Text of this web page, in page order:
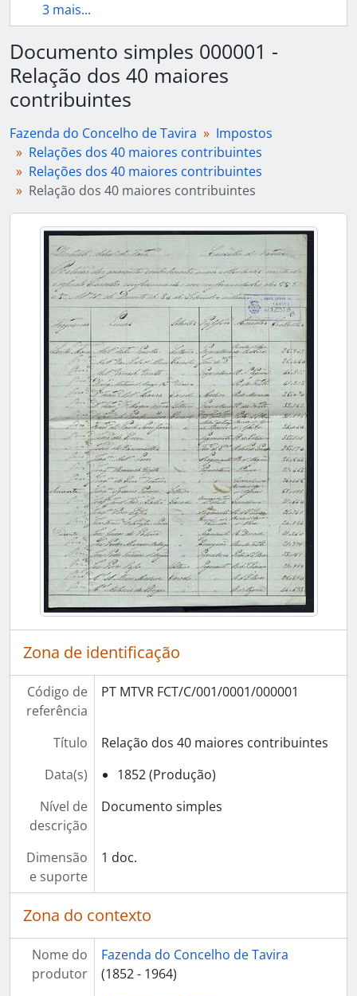
3 mais...
Documento simples 000001 -
Relação dos 40 maiores
contribuintes
Fazenda do Concelho de Tavira
Impostos
Relações dos 40 maiores contribuintes
Relações dos 40 maiores contribuintes
Relação dos 40 maiores contribuintes
Zona de identificação
Código de
referência
PT MTVR FCT/C/001/0001/000001
Título
Relação dos 40 maiores contribuintes
Data(s)
1852 (Produção)
Nível de
descrição
Documento simples
Dimensão
e suporte
1 doc.
Zona do contexto
Nome do
produtor
Fazenda do Concelho de Tavira
(1852 - 1964)